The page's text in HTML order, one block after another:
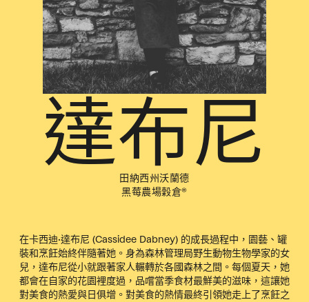
達布尼
田納西州沃蘭德
黑莓農場穀倉®
在卡西迪·達布尼 (Cassidee Dabney) 的成長過程中，園藝、罐
裝和烹飪始終伴隨著她。身為森林管理局野生動物生物學家的女
兒，達布尼從小就跟著家人輾轉於各國森林之間。每個夏天，她
都會在自家的花園裡度過，品嚐當季食材最鮮美的滋味，這讓她
對美食的熱愛與日俱增。對美食的熱情最終引領她走上了烹飪之